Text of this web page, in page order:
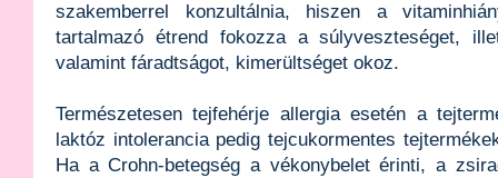
szakemberrel konzultálnia, hiszen a
tartalmazó étrend fokozza a súlyveszteséget,
valamint fáradtságot, kimerültséget okoz.
Természetesen tejfehérje allergia esetén a
laktóz intolerancia pedig tejcukormentes
Ha a Crohn-betegség a vékonybelet érinti, a